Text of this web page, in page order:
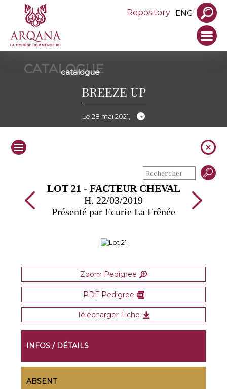
Repository ENG
CATALOGUE
catalogue
BREEZE UP
Le 28 mai 2021,
LOT 21 - FACTEUR CHEVAL
H. 22/03/2019
Présenté par Ecurie La Frênée
Zoom Pedigree
PDF Pedigree
Télécharger Fiche
INFOS / DÉTAILS
ABSENT